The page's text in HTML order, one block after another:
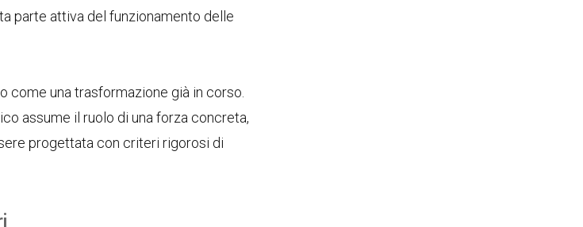
parte attiva del funzionamento delle
come una trasformazione già in corso.
assume il ruolo di una forza concreta,
progettata con criteri rigorosi di